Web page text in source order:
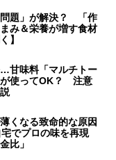
問題」が解決？ 「作
み＆栄養が増す食材
】
甘味料「マルチトー
が使ってOK？ 注意
くなる致命的な原因
でプロの味を再現
比」